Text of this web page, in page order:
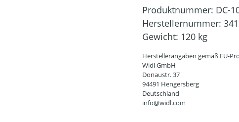
Produktnummer: DC-
Herstellernummer:
Gewicht: 120 kg
Herstellerangaben gemäß EU-
Widl GmbH
Donaustr. 37
94491 Hengersberg
Deutschland
info@widl.com